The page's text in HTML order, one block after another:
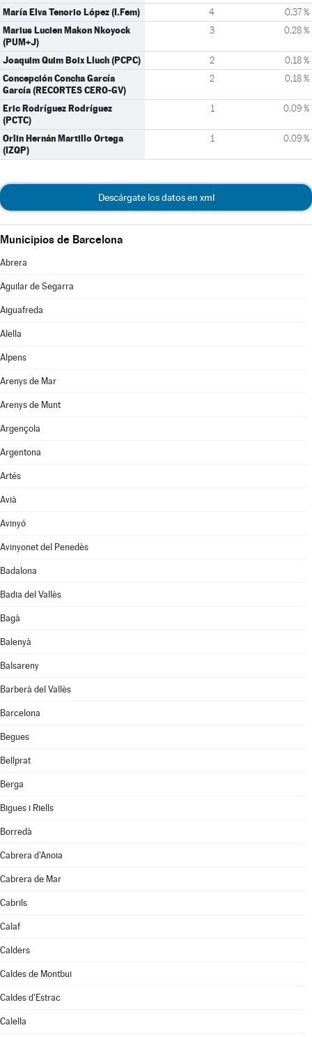
María Elva Tenorio López (I.Fem) 4 0,37 %
Marius Lucien Makon Nkoyock
(PUM+J)
3 0,28 %
Joaquim Quim Boix Lluch (PCPC) 2 0,18 %
Concepción Concha García
García (RECORTES CERO-GV)
2 0,18 %
Eric Rodríguez Rodríguez
(PCTC)
1 0,09 %
Orlin Hernán Martillo Ortega
(IZQP)
1 0,09 %
Descárgate los datos en xml
Municipios de Barcelona
Abrera
Aguilar de Segarra
Aiguafreda
Alella
Alpens
Arenys de Mar
Arenys de Munt
Argençola
Argentona
Artés
Avià
Avinyó
Avinyonet del Penedès
Badalona
Badia del Vallès
Bagà
Balenyà
Balsareny
Barberà del Vallès
Barcelona
Begues
Bellprat
Berga
Bigues i Riells
Borredà
Cabrera d'Anoia
Cabrera de Mar
Cabrils
Calaf
Calders
Caldes de Montbui
Caldes d'Estrac
Calella